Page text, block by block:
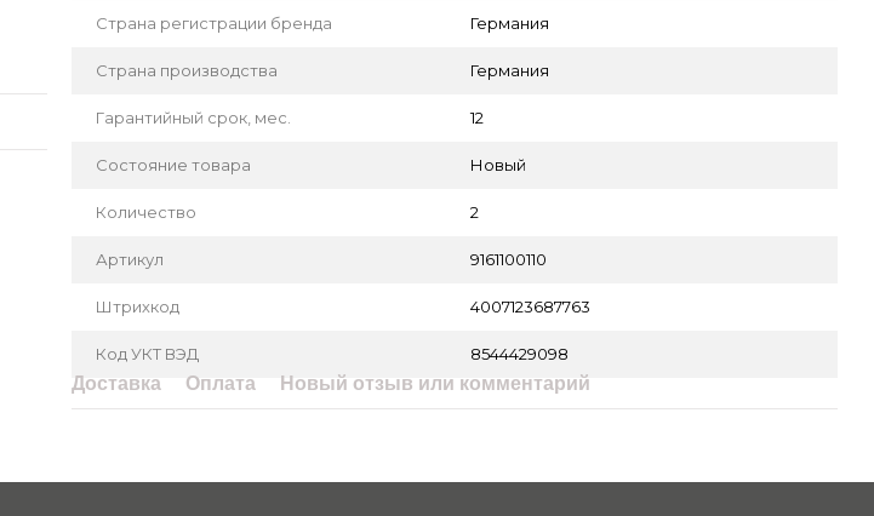
Страна регистрации бренда Германия
Страна производства Германия
Гарантийный срок, мес. 12
Состояние товара Новый
Количество 2
Артикул 9161100110
Штрихкод 4007123687763
Код УКТ ВЭД 8544429098
Доставка Оплата Новый отзыв или комментарий